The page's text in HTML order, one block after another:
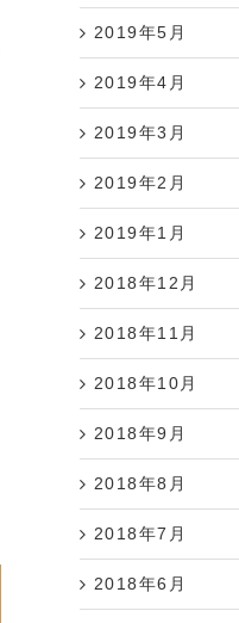
2019年5月
2019年4月
2019年3月
2019年2月
2019年1月
2018年12月
2018年11月
2018年10月
2018年9月
2018年8月
2018年7月
2018年6月